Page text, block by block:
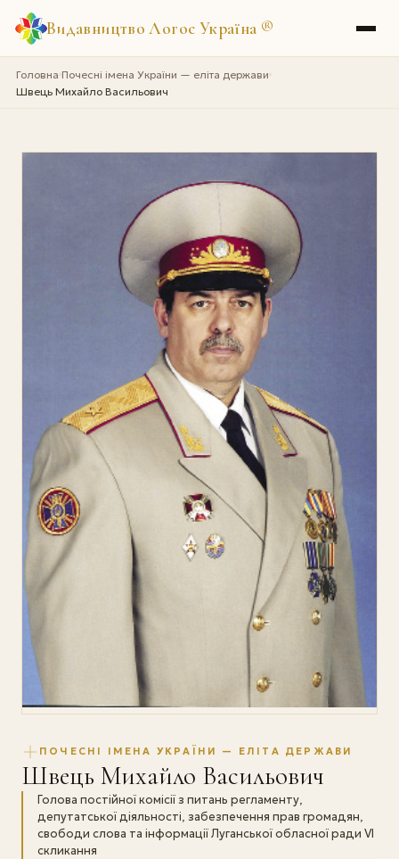
Видавництво Логос Україна ®
Головна›Почесні імена України — еліта держави›
Швець Михайло Васильович
ПОЧЕСНІ ІМЕНА УКРАЇНИ — ЕЛІТА ДЕРЖАВИ
Швець Михайло Васильович
Голова постійної комісії з питань регламенту,
депутатської діяльності, забезпечення прав громадян,
свободи слова та інформації Луганської обласної ради VI
скликання